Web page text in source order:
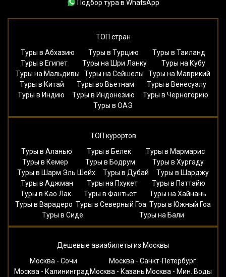
Подбор тура в WhatsApp
ТОП стран
Туры в Абхазию
Туры в Турцию
Туры в Таиланд
Туры в Египет
Туры на Шри Ланку
Туры на Кубу
Туры на Мальдивы
Туры на Сейшелы
Туры на Маврикий
Туры в Китай
Туры во Вьетнам
Туры в Венесуэлу
Туры в Индию
Туры в Индонезию
Туры в Черногорию
Туры в ОАЭ
ТОП курортов
Туры в Аланью
Туры в Белек
Туры в Мармарис
Туры в Кемер
Туры в Бодрум
Туры в Хургаду
Туры в Шарм Эль Шейх
Туры в Дубай
Туры в Шарджу
Туры в Аджман
Туры на Пхукет
Туры в Паттайю
Туры в Као Лак
Туры в Фантьет
Туры на Хайнань
Туры в Варадеро Туры в Северный Гоа Туры в Южный Гоа
Туры в Сиде
Туры на Бали
Дешевые авиабилеты из Москвы
Москва - Сочи
Москва - Санкт-Петербург
Москва - КалининградМосква - КазаньМосква - Мин. Воды